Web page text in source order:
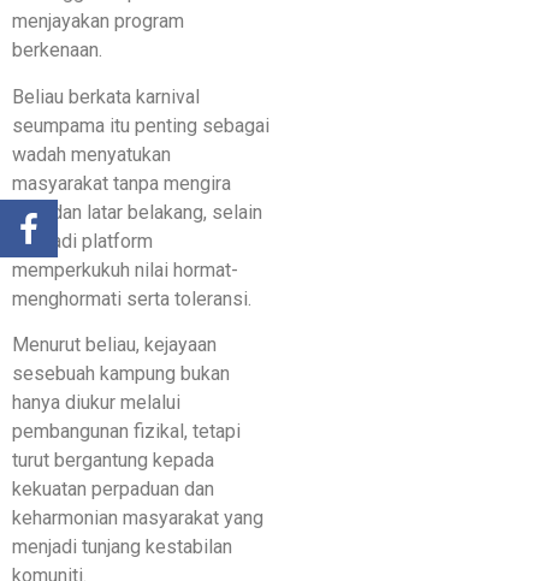
menjayakan program
berkenaan.
Beliau berkata karnival
seumpama itu penting sebagai
wadah menyatukan
masyarakat tanpa mengira
usia dan latar belakang, selain
menjadi platform
memperkukuh nilai hormat-
menghormati serta toleransi.
Menurut beliau, kejayaan
sesebuah kampung bukan
hanya diukur melalui
pembangunan fizikal, tetapi
turut bergantung kepada
kekuatan perpaduan dan
keharmonian masyarakat yang
menjadi tunjang kestabilan
komuniti.